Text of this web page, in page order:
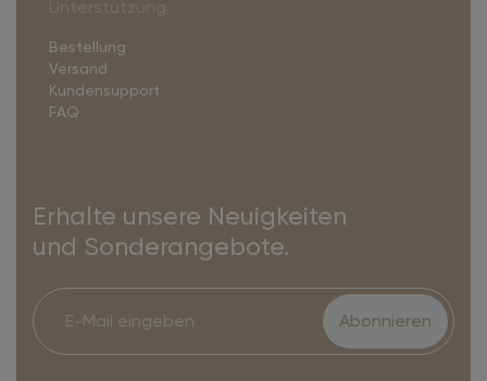
Bestellung
Versand
Kundensupport
FAQ
Erhalte unsere Neuigkeiten
und Sonderangebote.
Abonnieren